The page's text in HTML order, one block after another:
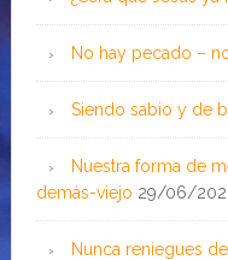
No hay pecado –
Siendo sabio y de
Nuestra forma de
demás-viejo 29/06/
Nunca reniegues